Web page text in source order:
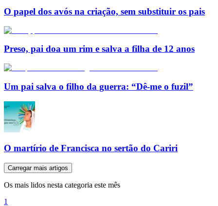
O papel dos avós na criação, sem substituir os pais
Preso, pai doa um rim e salva a filha de 12 anos
Um pai salva o filho da guerra: “Dê-me o fuzil”
O martírio de Francisca no sertão do Cariri
Carregar mais artigos
Os mais lidos nesta categoria este mês
1